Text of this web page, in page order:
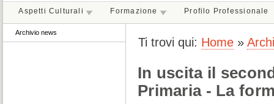
Aspetti Culturali Formazione Profilo Professionale
Archivio news
Ti trovi qui: Home »
In uscita il
Primaria - La